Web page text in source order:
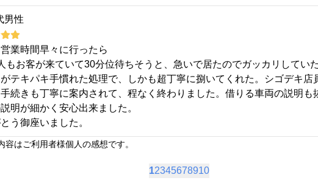
男性
業時間早々に行ったら
もお客が来ていて30分位待ちそうと、急いで居たのでガッカリしてい
がテキパキ手慣れた処理で、しかも超丁寧に捌いてくれた。シゴデキ店
続きも丁寧に案内されて、程なく終わりました。借りる車両の説明も
明が細かく安心出来ました。
う御座いました。
容はご利用者様個人の感想です。
12345678910